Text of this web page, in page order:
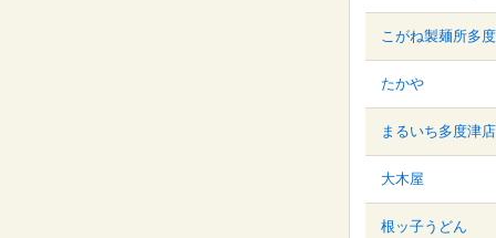
こがね製麺所多
たかや
まるいち多度津店
大木屋
根ッ子うどん